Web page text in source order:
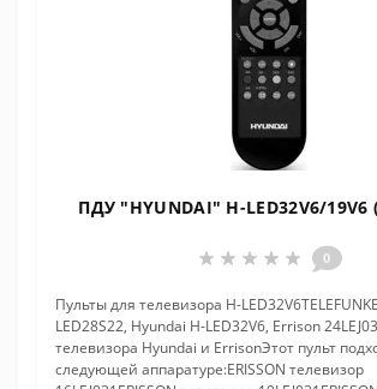
ПДУ "HYUNDAI" H-LED32V6/19V6
0
Пульты для телевизора H-
LED28S22, Hyundai H-LED32V6, Errison
телевизора Hyundai и ErrisonЭтот пульт
следующей аппаратуре:ERISSON телевизор